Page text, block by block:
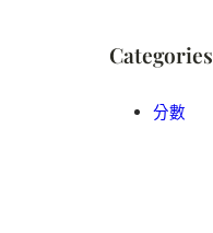
Categories
分數